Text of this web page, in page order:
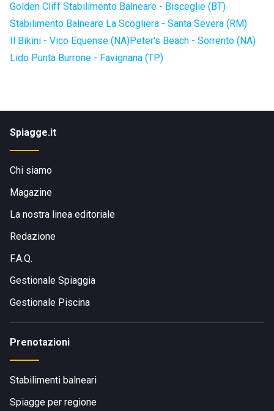
Golden Cliff Stabilimento Balneare - Bisceglie (BT)
Stabilimento Balneare La Scogliera - Santa Severa (RM)
Il Bikini - Vico Equense (NA)Peter's Beach - Sorrento (NA)
Lido Punta Burrone - Favignana (TP)
Spiagge.it
Chi siamo
Magazine
La nostra linea editoriale
Redazione
F.A.Q.
Gestionale Spiaggia
Gestionale Piscina
Prenotazioni
Stabilimenti balneari
Spiagge per regione